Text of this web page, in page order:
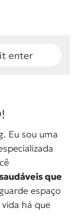
Eu sou uma
que
espaço
há que